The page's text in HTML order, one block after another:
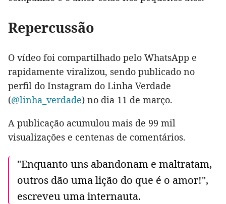
Repercussão
O vídeo foi compartilhado pelo WhatsApp e
rapidamente viralizou, sendo publicado no
perfil do Instagram do Linha Verdade
(@linha_verdade) no dia 11 de março.
A publicação acumulou mais de 99 mil
visualizações e centenas de comentários.
"Enquanto uns abandonam e maltratam,
outros dão uma lição do que é o amor!",
escreveu uma internauta.